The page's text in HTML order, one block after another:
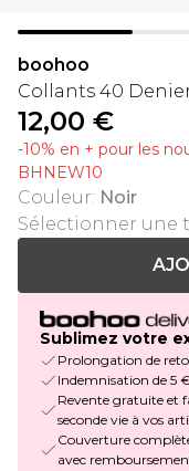
boohoo
Collants 40
12,00 €
-10% en + pour les
BHNEW10
Couleur: Noir
Sélectionner une
Sublimez votre
Prolongation de
Indemnisation de 5
Revente gratuite et
seconde vie à vos
Couverture
avec